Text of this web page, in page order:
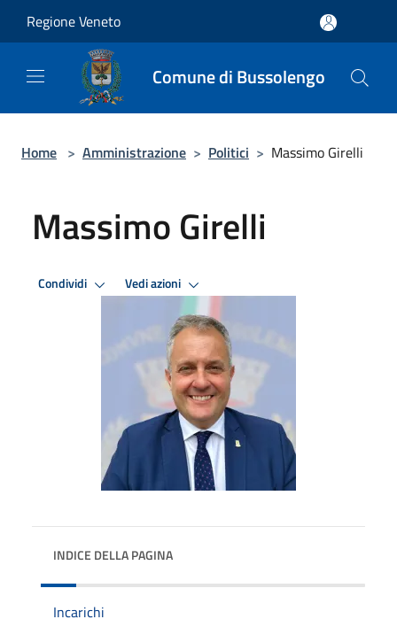
Regione Veneto
Comune di Bussolengo
Home > Amministrazione > Politici > Massimo Girelli
Massimo Girelli
Condividi Vedi azioni
INDICE DELLA PAGINA
Incarichi